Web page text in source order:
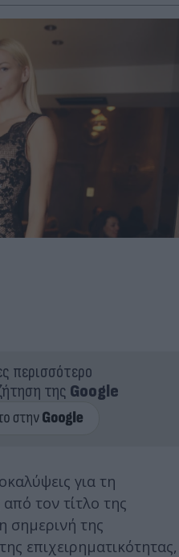
περισσότερο
της Google
για τη
τον τίτλο της
σημερινή της
επιχειρηματικότητας,